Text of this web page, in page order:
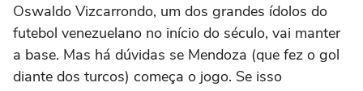
Oswaldo Vizcarrondo, um dos grandes ídolos do
futebol venezuelano no início do século, vai manter
a base. Mas há dúvidas se Mendoza (que fez o gol
diante dos turcos) começa o jogo. Se isso